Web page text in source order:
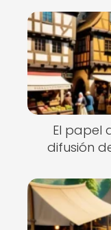
El papel
difusión